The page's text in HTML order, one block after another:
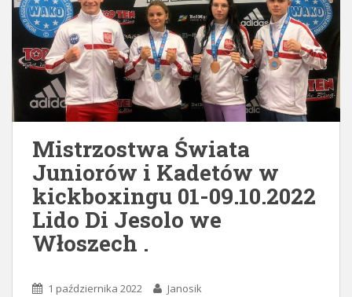
Mistrzostwa Świata
Juniorów i Kadetów w
kickboxingu 01-09.10.2022
Lido Di Jesolo we
Włoszech .
1 października 2022 Janosik